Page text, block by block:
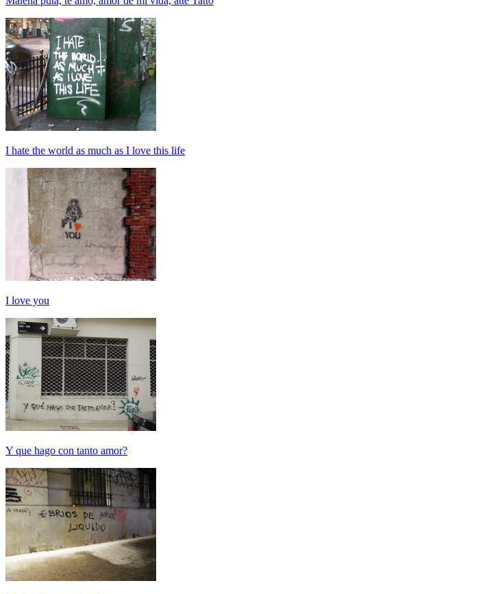
I hate the world as much as I love this life
I love you
Y que hago con tanto amor?